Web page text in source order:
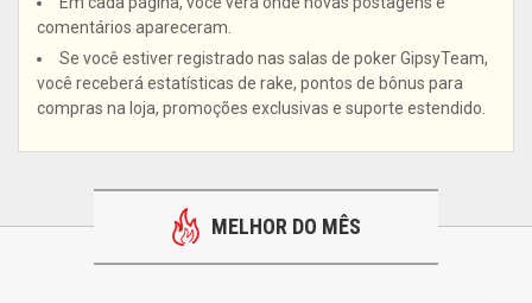
comentários apareceram.
Se você estiver registrado nas salas de poker GipsyTeam,
você receberá estatísticas de rake, pontos de bônus para
compras na loja, promoções exclusivas e suporte estendido.
MELHOR DO MÊS